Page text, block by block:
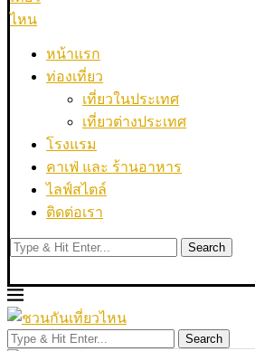
หน้าแรก
ท่องเที่ยว
เที่ยวในประเทศ
เที่ยวต่างประเทศ
โรงแรม
คาเฟ่ และ ร้านอาหาร
ไลฟ์สไตล์
ติดต่อเรา
Search
Search